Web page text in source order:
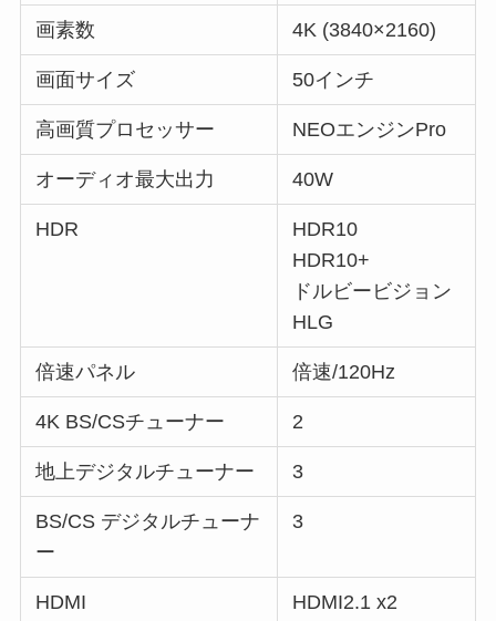
画素数 4K (3840×2160)
画面サイズ 50インチ
高画質プロセッサー NEOエンジンPro
オーディオ最大出力 40W
HDR
HDR10
HDR10+
ドルビービジョン
HLG
倍速パネル 倍速/120Hz
4K BS/CSチューナー 2
地上デジタルチューナー 3
BS/CS デジタルチューナ
ー
3
HDMI
HDMI2.1 x2